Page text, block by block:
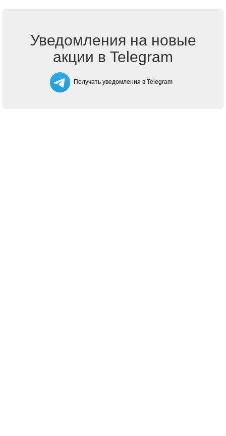
Уведомления на новые
акции в Telegram
Получать уведомления в Telegram